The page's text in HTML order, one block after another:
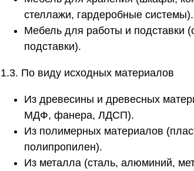
стеллажи, гардеробные системы).
Мебель для работы и подставки
подставки).
1.3. По виду исходных материалов
Из древесины и древесных
МДФ, фанера, ЛДСП).
Из полимерных материалов
полипропилен).
Из металла (сталь, алюминий,